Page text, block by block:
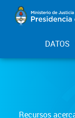
DATOS
Recursos